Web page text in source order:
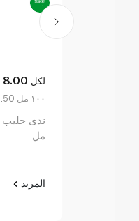
8.00 لكل
2.50 ١٠٠ مل
مل
المزيد